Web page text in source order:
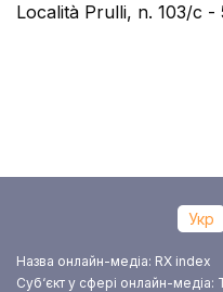
Località Prulli, n. 103/c -
Укр
Назва онлайн-медіа: RX index
Суб‘єкт у сфері онлайн-